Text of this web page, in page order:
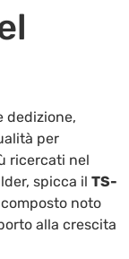
dedizione,
per
ricercati nel
spicca il TS-
noto
alla crescita